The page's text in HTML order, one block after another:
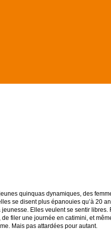
quinquas dynamiques, des
se disent plus épanouies qu’à 20
Elles veulent se sentir libres.
filer une journée en catimini, et
Mais pas attardées pour autant.